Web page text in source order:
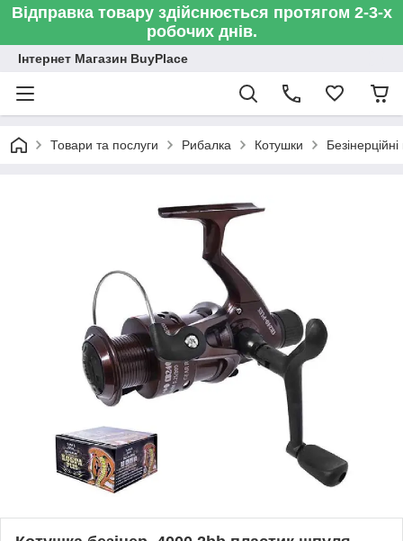
Відправка товару здійснюється протягом 2-3-х
робочих днів.
Інтернет Магазин BuyPlace
Товари та послуги Рибалка Котушки